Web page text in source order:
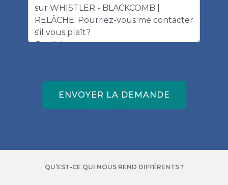
ENVOYER LA DEMANDE
QU’EST-CE QUI NOUS REND DIFFÉRENTS ?